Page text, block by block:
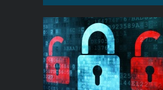
Цифрові права –
путівник для
користувачів інтернету
ТРИВАЛІСТЬ
60’